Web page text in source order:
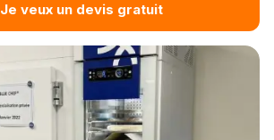
Je veux un devis gratuit